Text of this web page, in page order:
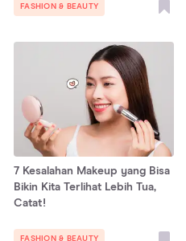
FASHION & BEAUTY
7 Kesalahan Makeup yang Bisa
Bikin Kita Terlihat Lebih Tua,
Catat!
FASHION & BEAUTY